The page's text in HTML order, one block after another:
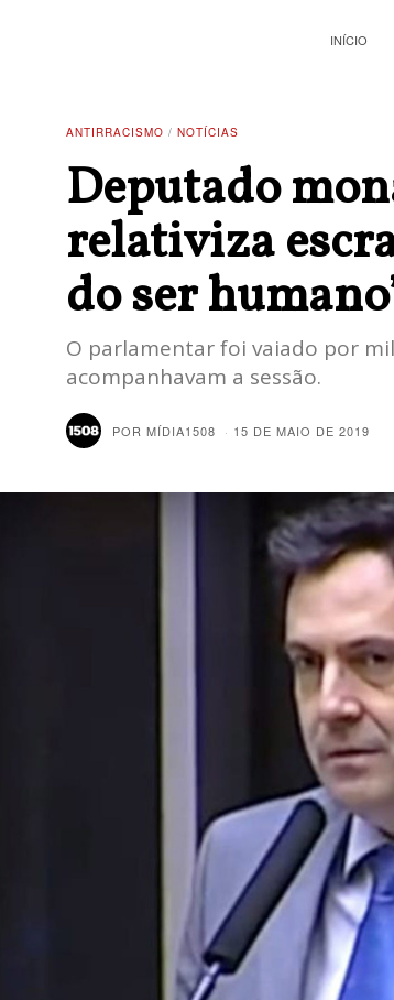
INÍCIO
ANTIRRACISMO / NOTÍCIAS
Deputado
relativiza
do ser
O parlamentar foi vaiado por
acompanhavam a sessão.
POR MÍDIA1508 15 DE MAIO DE 2019